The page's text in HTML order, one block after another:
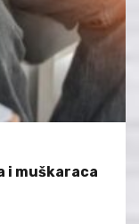
i muškaraca